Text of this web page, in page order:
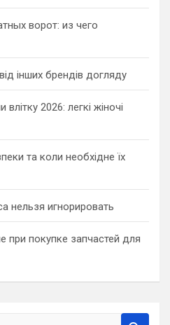
ворот: из чего
інших брендів догляду
2026: легкі жіночі
та коли необхідне їх
нельзя игнорировать
при покупке запчастей для